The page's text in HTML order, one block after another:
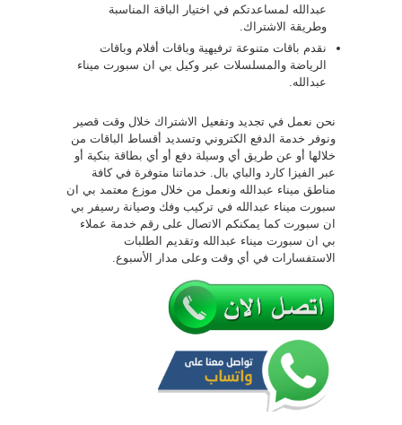
عبدالله لمساعدتكم في اختيار الباقة المناسبة
وطريقة الاشتراك.
نقدم باقات متنوعة ترفيهية وباقات أفلام وباقات
الرياضة والمسلسلات عبر وكيل بي ان سبورت ميناء
عبدالله.
نحن نعمل في تجديد وتفعيل الاشتراك خلال وقت قصير
ونوفر خدمة الدفع الكتروني وتسديد أقساط الباقات من
خلالها أو عن طريق أي وسيلة دفع أو أي بطاقة بنكية أو
عبر الفيزا كارد والباي بال. خدماتنا متوفرة في كافة
مناطق ميناء عبدالله ونعمل من خلال موزع معتمد بي ان
سبورت ميناء عبدالله في تركيب وفك وصيانة رسيفر بي
ان سبورت كما يمكنكم الاتصال على رقم خدمة عملاء
بي ان سبورت ميناء عبدالله وتقديم الطلبات
الاستفسارات في أي وقت وعلى مدار الأسبوع.